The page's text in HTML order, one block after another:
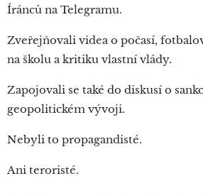
Íránců na Telegramu.
Zveřejňovali videa o počasí,
na školu a kritiku vlastní vlády.
Zapojovali se také do diskusí o
geopolitickém vývoji.
Nebyli to propagandisté.
Ani teroristé.